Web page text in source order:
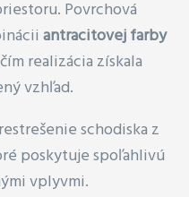
Povrchová
antracitovej farby
realizácia získala
vzhľad.
schodiska z
poskytuje spoľahlivú
vplyvmi.